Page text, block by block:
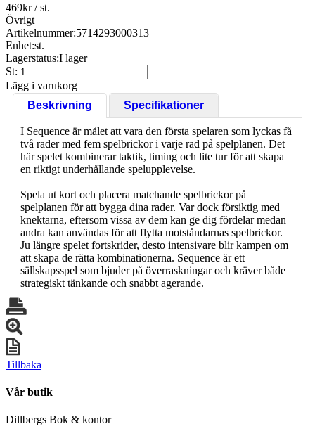
469kr/ st.
Övrigt
Artikelnummer:5714293000313
Enhet:st.
Lagerstatus:I lager
St:
Lägg i varukorg
Beskrivning
Specifikationer
I Sequence är målet att vara den första spelaren som lyckas få
två rader med fem spelbrickor i varje rad på spelplanen. Det
här spelet kombinerar taktik, timing och lite tur för att skapa
en riktigt underhållande spelupplevelse.
Spela ut kort och placera matchande spelbrickor på
spelplanen för att bygga dina rader. Var dock försiktig med
knektarna, eftersom vissa av dem kan ge dig fördelar medan
andra kan användas för att flytta motståndarnas spelbrickor.
Ju längre spelet fortskrider, desto intensivare blir kampen om
att skapa de rätta kombinationerna. Sequence är ett
sällskapsspel som bjuder på överraskningar och kräver både
strategiskt tänkande och snabbt agerande.
Tillbaka
Vår butik
Dillbergs Bok & kontor